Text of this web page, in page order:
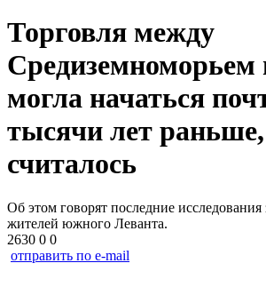
Торговля между
Средиземноморьем
могла начаться
тысячи лет
считалось
Об этом говорят последние исследования
жителей южного Леванта.
2630 0 0
отправить по e-mail